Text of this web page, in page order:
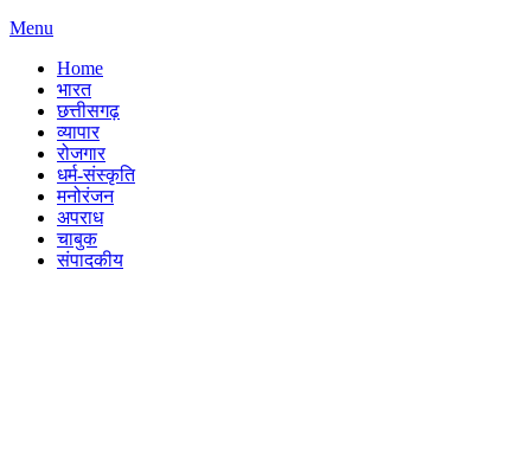
Menu
Home
भारत
छत्तीसगढ़
व्यापार
रोजगार
धर्म-संस्कृति
मनोरंजन
अपराध
चाबुक
संपादकीय